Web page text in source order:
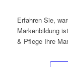
Erfahren Sie,
Markenbildung
& Pflege Ihre